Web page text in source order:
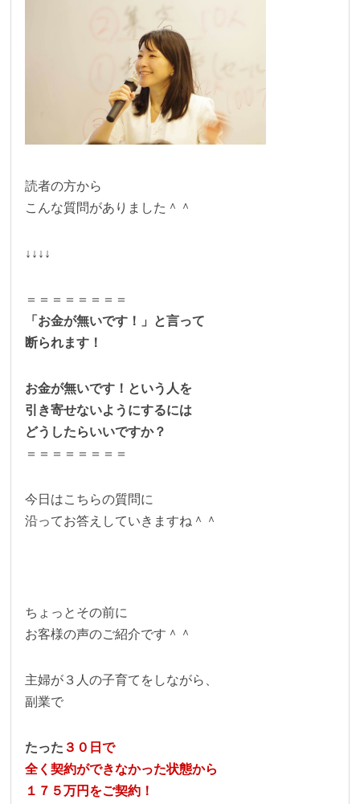
読者の方から
こんな質問がありました＾＾
↓↓↓↓
＝＝＝＝＝＝＝＝
「お金が無いです！」と言って
断られます！
お金が無いです！という人を
引き寄せないようにするには
どうしたらいいですか？
＝＝＝＝＝＝＝＝
今日はこちらの質問に
沿ってお答えしていきますね＾＾
ちょっとその前に
お客様の声のご紹介です＾＾
主婦が３人の子育てをしながら、
副業で
たった ３０日で
全く契約ができなかった状態から
１７５万円をご契約！